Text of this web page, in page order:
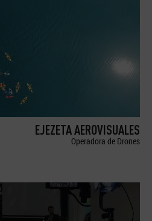
EJEZETA AEROVISUALES
Operadora de Drones